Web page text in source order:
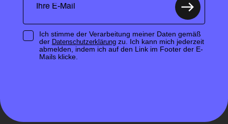
Ich stimme der Verarbeitung meiner Daten gemäß
der Datenschutzerklärungzu. Ich kann mich jederzeit
abmelden, indem ich auf den Link im Footer der E-
Mails klicke.